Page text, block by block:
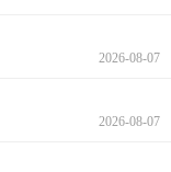
2026-08-07
2026-08-07